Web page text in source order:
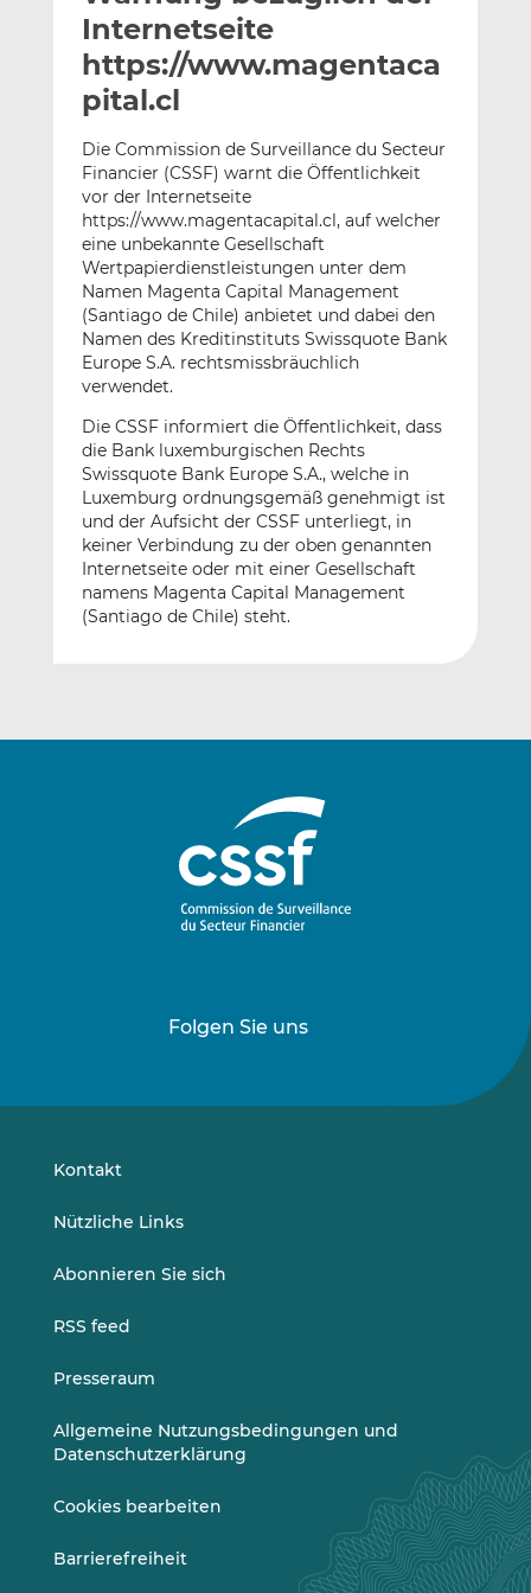
l
a
n
n
k
e
n
t
i
l
e
n
c
e
b
k
t
i
l
e
n
Internetseite
https://www.magentaca
pital.cl
Die Commission de Surveillance du Secteur
Financier (CSSF) warnt die Öffentlichkeit
vor der Internetseite
https://www.magentacapital.cl, auf welcher
eine unbekannte Gesellschaft
Wertpapierdienstleistungen unter dem
Namen Magenta Capital Management
(Santiago de Chile) anbietet und dabei den
Namen des Kreditinstituts Swissquote Bank
Europe S.A. rechtsmissbräuchlich
verwendet.
Die CSSF informiert die Öffentlichkeit, dass
die Bank luxemburgischen Rechts
Swissquote Bank Europe S.A., welche in
Luxemburg ordnungsgemäß genehmigt ist
und der Aufsicht der CSSF unterliegt, in
keiner Verbindung zu der oben genannten
Internetseite oder mit einer Gesellschaft
namens Magenta Capital Management
(Santiago de Chile) steht.
Folgen Sie uns
uns
uns
Kontakt
Nützliche Links
Abonnieren Sie sich
RSS feed
Presseraum
Allgemeine Nutzungsbedingungen und
Datenschutzerklärung
Cookies bearbeiten
Barrierefreiheit